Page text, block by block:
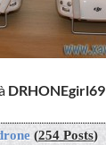
DRHONEgirl69
(254 Posts)